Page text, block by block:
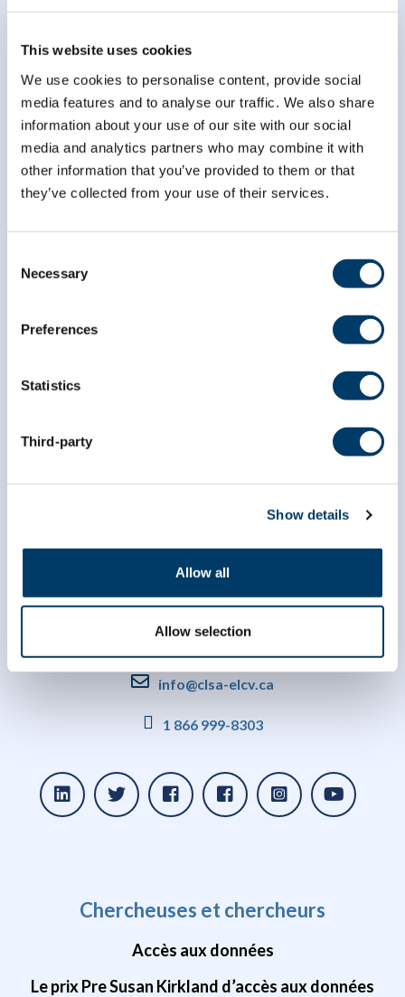
This website uses cookies
We use cookies to personalise content, provide social
media features and to analyse our traffic. We also share
information about your use of our site with our social
media and analytics partners who may combine it with
other information that you’ve provided to them or that
they’ve collected from your use of their services.
Selection
Necessary
Preferences
Statistics
Third-party
Show details
Allow all
Allow selection
*champ obligatoire
Courriel*
*
info@clsa-elcv.ca
1 866 999-8303
Chercheuses et chercheurs
Accès aux données
Le prix Pre Susan Kirkland d’accès aux données